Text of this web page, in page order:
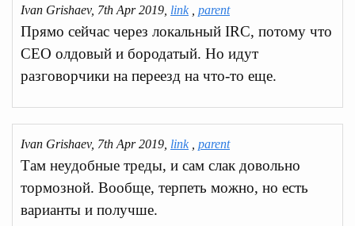
Ivan Grishaev, 7th Apr 2019, link, parent
Прямо сейчас через локальный IRC, потому что
СЕО олдовый и бородатый. Но идут
разговорчики на переезд на что-то еще.
Ivan Grishaev, 7th Apr 2019, link, parent
Там неудобные треды, и сам слак довольно
тормозной. Вообще, терпеть можно, но есть
варианты и получше.